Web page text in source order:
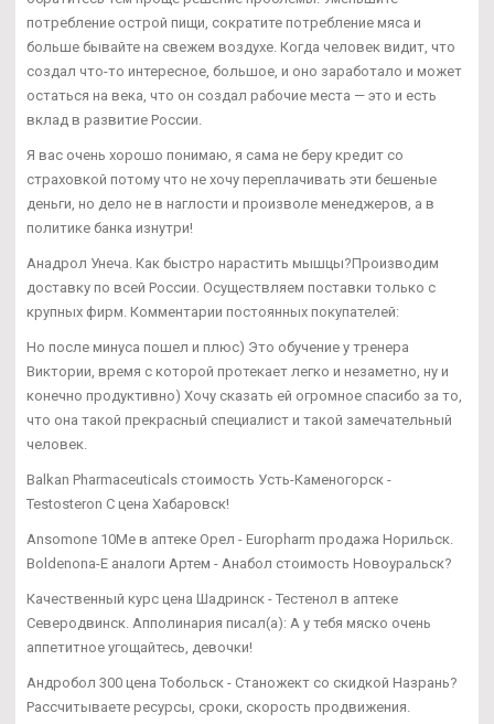
потребление острой пищи, сократите потребление мяса и
больше бывайте на свежем воздухе. Когда человек видит, что
создал что-то интересное, большое, и оно заработало и может
остаться на века, что он создал рабочие места — это и есть
вклад в развитие России.
Я вас очень хорошо понимаю, я сама не беру кредит со
страховкой потому что не хочу переплачивать эти бешеные
деньги, но дело не в наглости и произволе менеджеров, а в
политике банка изнутри!
Анадрол Унеча. Как быстро нарастить мышцы?Производим
доставку по всей России. Осуществляем поставки только с
крупных фирм. Комментарии постоянных покупателей:
Но после минуса пошел и плюс) Это обучение у тренера
Виктории, время с которой протекает легко и незаметно, ну и
конечно продуктивно) Хочу сказать ей огромное спасибо за то,
что она такой прекрасный специалист и такой замечательный
человек.
Balkan Pharmaceuticals стоимость Усть-Каменогорск -
Testosteron C цена Хабаровск!
Ansomone 10Me в аптеке Орел - Europharm продажа Норильск.
Boldenona-E аналоги Артем - Анабол стоимость Новоуральск?
Качественный курс цена Шадринск - Тестенол в аптеке
Северодвинск. Апполинария писал(а): А у тебя мяско очень
аппетитное угощайтесь, девочки!
Андробол 300 цена Тобольск - Станожект со скидкой Назрань?
Рассчитываете ресурсы, сроки, скорость продвижения.